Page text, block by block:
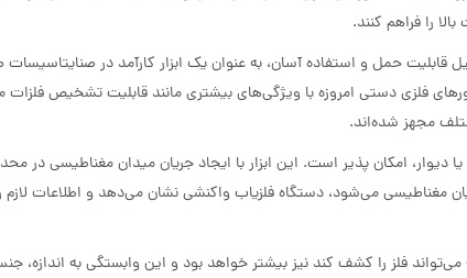
را فراهم کنند.
قابلیت حمل و استفاده آسان، به عنوان یک ابزار کارآمد در
فلزی دستی امروزه با ویژگی‌های بیشتری مانند قابلیت تشخیص فلزات
مجهز شده‌اند.
دیوار، امکان پذیر است. این ابزار با ایجاد جریان میدان مغناطیسی در
می‌شود، دستگاه فلزیاب واکنشی نشان می‌دهد و اطلاعات لازم
فلز را کشف کند نیز بیشتر خواهد بود و این وابستگی به اندازه،